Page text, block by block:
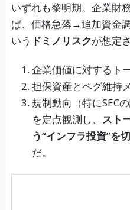
いずれも黎明期。企業財
ば、価格急落→追加資金
いう ドミノリスクが想定
企業価値に対するト
担保資産とペグ維持
規制動向（特にSEC
を定点観測し、 スト
う“インフラ投資”を
だ。